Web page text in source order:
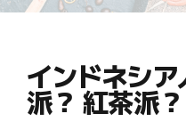
インドネシ
派？ 紅茶派？